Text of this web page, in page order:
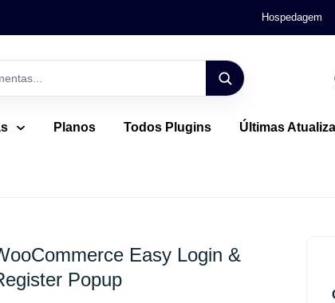
Hospedagem
Planos Todos Plugins Últimas
Easy Login &
Popup